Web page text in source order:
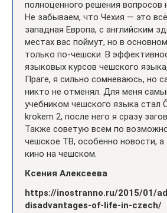
полноценного решения вопросов
Не забываем, что Чехия — это
западная Европа, с английским
местах вас поймут, но в
только по-чешски. В
языковых курсов чешского
Праге, я сильно сомневаюсь, но
никто не отменял. Для меня
учебником чешского языка стал
krokem 2, после него я сразу
Также советую всем по
чешское ТВ, особенно новости,
кино на чешском.
Ксения Алексеева
https://inostranno.ru/2015/01/
disadvantages-of-life-in-czech/